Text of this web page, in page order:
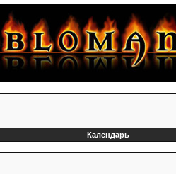
Календарь